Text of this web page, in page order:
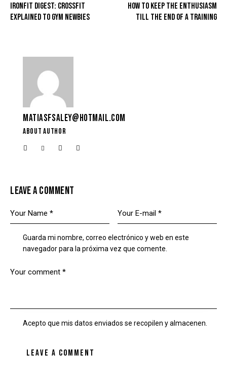
IRONFIT DIGEST: CROSSFIT
EXPLAINED TO GYM NEWBIES
HOW TO KEEP THE ENTHUSIASM
TILL THE END OF A TRAINING
MATIASFSALEY@HOTMAIL.COM
ABOUT AUTHOR
LEAVE A COMMENT
Guarda mi nombre, correo electrónico y web en este
navegador para la próxima vez que comente.
Acepto que mis datos enviados se recopilen y almacenen.